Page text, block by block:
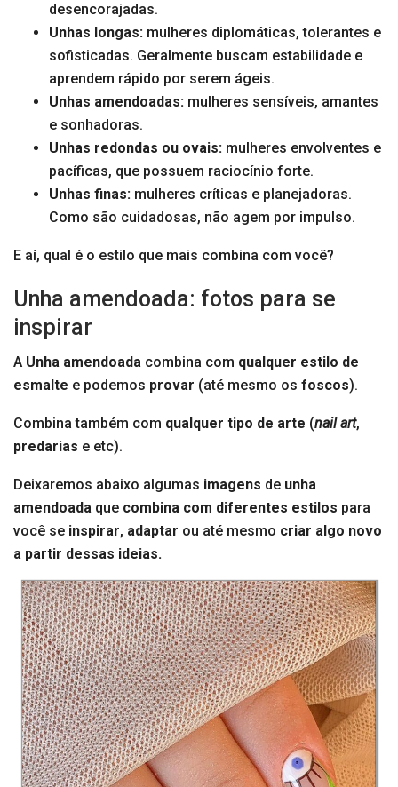
desencorajadas.
Unhas longas: mulheres diplomáticas, tolerantes e
sofisticadas. Geralmente buscam estabilidade e
aprendem rápido por serem ágeis.
Unhas amendoadas: mulheres sensíveis, amantes
e sonhadoras.
Unhas redondas ou ovais: mulheres envolventes e
pacíficas, que possuem raciocínio forte.
Unhas finas: mulheres críticas e planejadoras.
Como são cuidadosas, não agem por impulso.
E aí, qual é o estilo que mais combina com você?
Unha amendoada: fotos para se
inspirar
A Unha amendoada combina com qualquer estilo de
esmalte e podemos provar (até mesmo os foscos).
Combina também com qualquer tipo de arte (nail art,
predarias e etc).
Deixaremos abaixo algumas imagens de unha
amendoada que combina com diferentes estilos para
você se inspirar, adaptar ou até mesmo criar algo novo
a partir dessas ideias.